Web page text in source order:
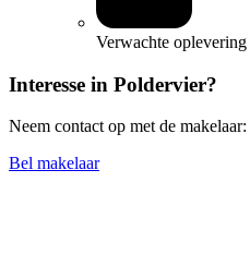
Verwachte oplevering
Interesse in Poldervier?
Neem contact op met de makelaar:
Bel makelaar